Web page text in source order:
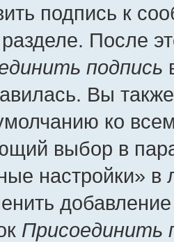
подпись к
После
подпись
Вы
ко
выбор в
настройки»
Присоединить